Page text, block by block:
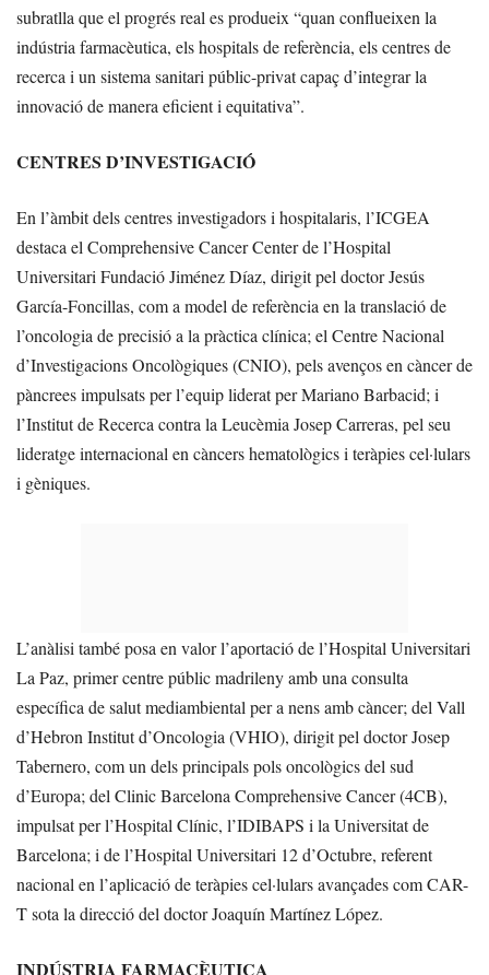
subratlla que el progrés real es produeix “quan conflueixen la
indústria farmacèutica, els hospitals de referència, els centres de
recerca i un sistema sanitari públic-privat capaç d’integrar la
innovació de manera eficient i equitativa”.
CENTRES D’INVESTIGACIÓ
En l’àmbit dels centres investigadors i hospitalaris, l’ICGEA
destaca el Comprehensive Cancer Center de l’Hospital
Universitari Fundació Jiménez Díaz, dirigit pel doctor Jesús
García-Foncillas, com a model de referència en la translació de
l’oncologia de precisió a la pràctica clínica; el Centre Nacional
d’Investigacions Oncològiques (CNIO), pels avenços en càncer de
pàncrees impulsats per l’equip liderat per Mariano Barbacid; i
l’Institut de Recerca contra la Leucèmia Josep Carreras, pel seu
lideratge internacional en càncers hematològics i teràpies cel·lulars
i gèniques.
L’anàlisi també posa en valor l’aportació de l’Hospital Universitari
La Paz, primer centre públic madrileny amb una consulta
específica de salut mediambiental per a nens amb càncer; del Vall
d’Hebron Institut d’Oncologia (VHIO), dirigit pel doctor Josep
Tabernero, com un dels principals pols oncològics del sud
d’Europa; del Clinic Barcelona Comprehensive Cancer (4CB),
impulsat per l’Hospital Clínic, l’IDIBAPS i la Universitat de
Barcelona; i de l’Hospital Universitari 12 d’Octubre, referent
nacional en l’aplicació de teràpies cel·lulars avançades com CAR-
T sota la direcció del doctor Joaquín Martínez López.
INDÚSTRIA FARMACÈUTICA